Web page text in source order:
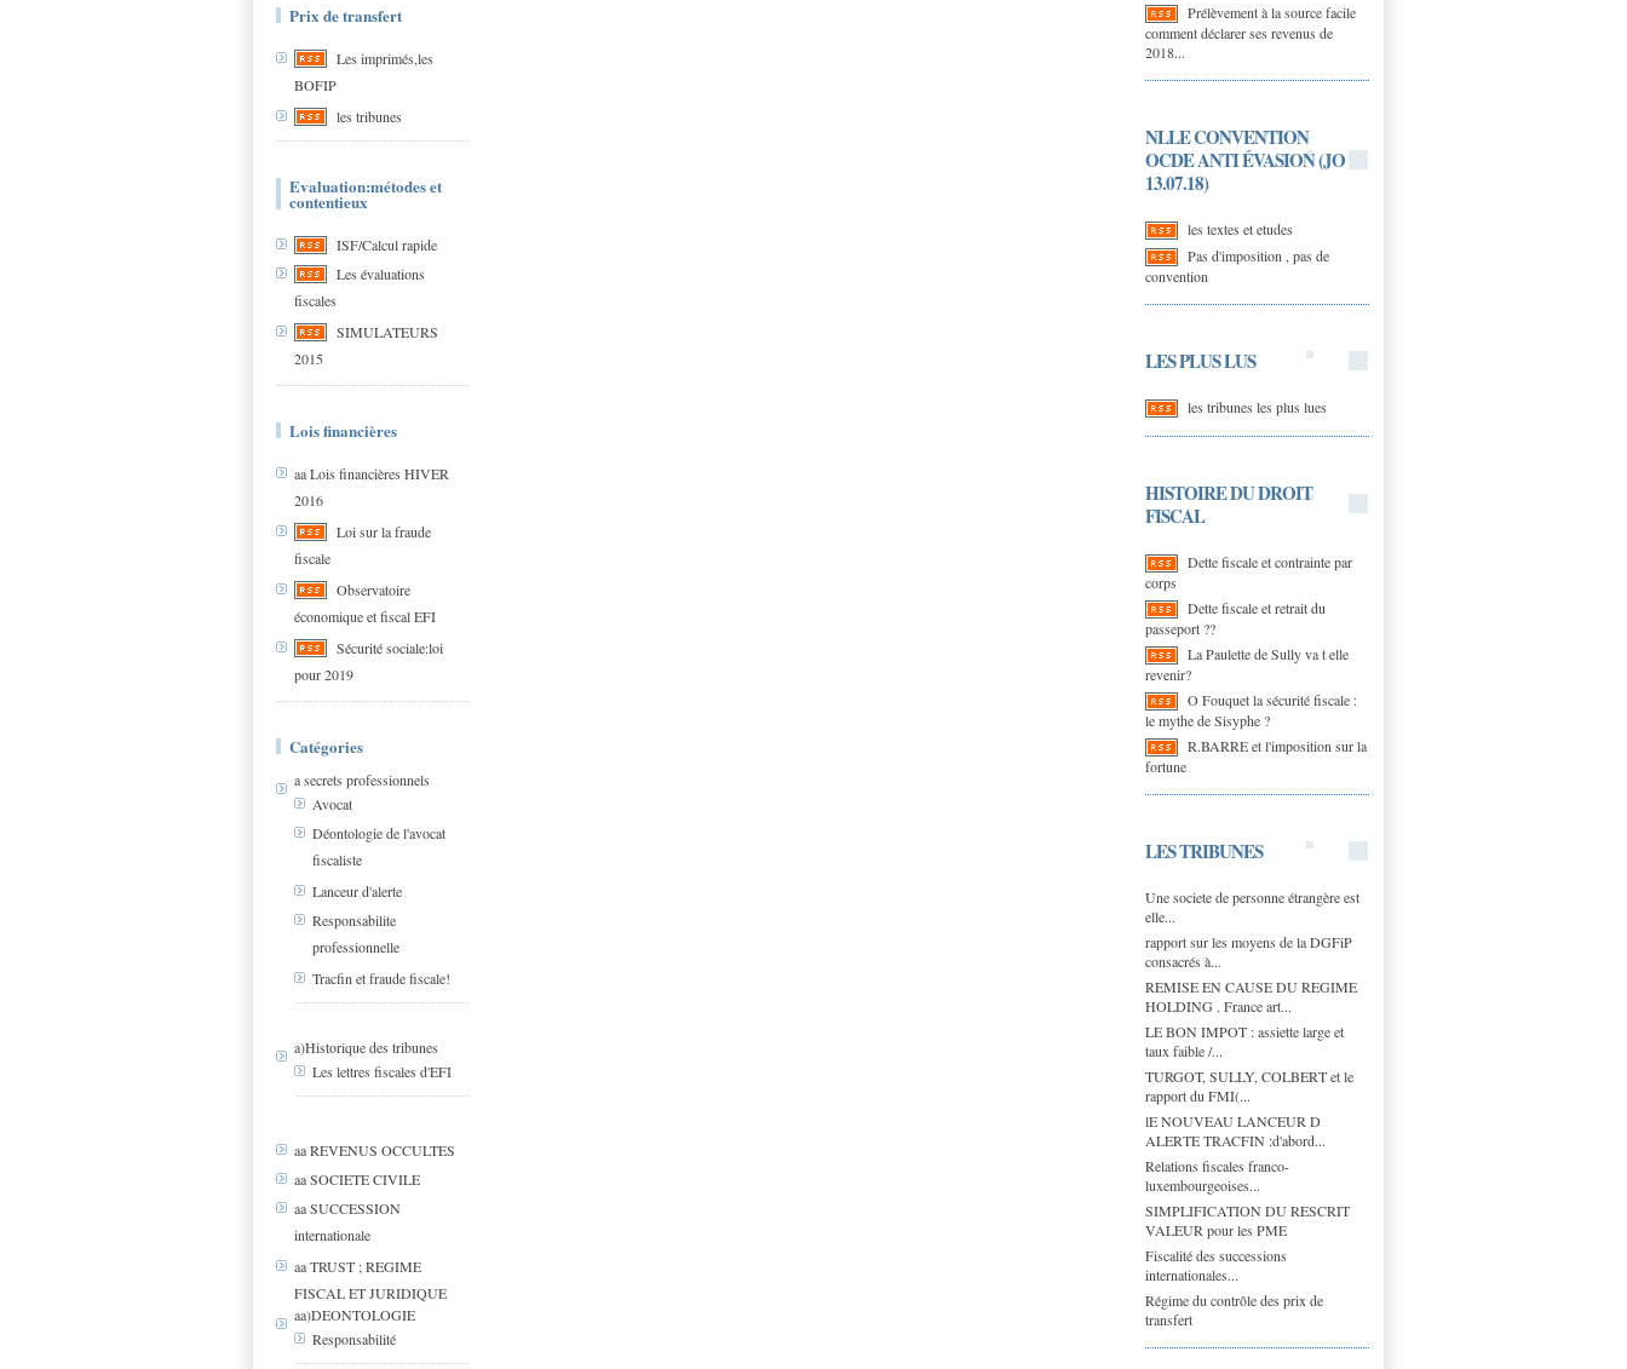
Prix de transfert
Les imprimés,les
BOFIP
les tribunes
Evaluation:métodes et
contentieux
ISF/Calcul rapide
Les évaluations
fiscales
SIMULATEURS
2015
Lois financières
aa Lois financières HIVER
2016
Loi sur la fraude
fiscale
Observatoire
économique et fiscal EFI
Sécurité sociale:loi
pour 2019
Catégories
a secrets professionnels
Avocat
Déontologie de l'avocat
fiscaliste
Lanceur d'alerte
Responsabilite
professionnelle
Tracfin et fraude fiscale!
a)Historique des tribunes
Les lettres fiscales d'EFI
aa REVENUS OCCULTES
aa SOCIETE CIVILE
aa SUCCESSION
internationale
aa TRUST ; REGIME
FISCAL ET JURIDIQUE
aa)DEONTOLOGIE
Responsabilité
Prélèvement à la source facile
comment déclarer ses revenus de
2018...
NLLE CONVENTION
OCDE ANTI ÉVASION (JO
13.07.18)
les textes et etudes
Pas d'imposition , pas de
convention
LES PLUS LUS
les tribunes les plus lues
HISTOIRE DU DROIT
FISCAL
Dette fiscale et contrainte par
corps
Dette fiscale et retrait du
passeport ??
La Paulette de Sully va t elle
revenir?
O Fouquet la sécurité fiscale :
le mythe de Sisyphe ?
R.BARRE et l'imposition sur la
fortune
LES TRIBUNES
Une societe de personne étrangère est
elle...
rapport sur les moyens de la DGFiP
consacrés à...
REMISE EN CAUSE DU REGIME
HOLDING . France art...
LE BON IMPOT : assiette large et
taux faible /...
TURGOT, SULLY, COLBERT et le
rapport du FMI(...
lE NOUVEAU LANCEUR D
ALERTE TRACFIN :d'abord...
Relations fiscales franco-
luxembourgeoises...
SIMPLIFICATION DU RESCRIT
VALEUR pour les PME
Fiscalité des successions
internationales...
Régime du contrôle des prix de
transfert